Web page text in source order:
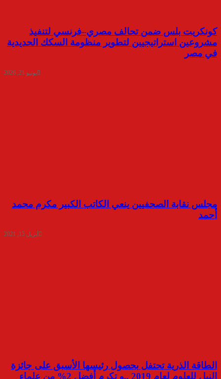
كونكريت بلس ضمن تحالف مصري–فرنسي لتنفيذ
مشروعين استراتيجيين لتطوير منظومة السكك الحديدية
في مصر
يونيو 21, 2026
مجلس نقابة الصحفيين ينعي الكاتب الكبير مكرم محمد
أحمد
أبريل 15, 2021
الطاقة الذرية تحتفل بحصول رئيسها الأسبق على جائزة
النيل للعلوم لعام 2019 ..و تكرم أفضل 2% من علماء